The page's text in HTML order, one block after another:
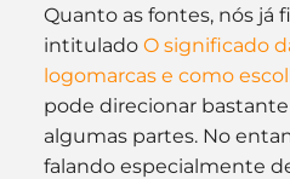
Quanto as fontes, nós já
intitulado O significado
logomarcas e como
pode direcionar
algumas partes. No
falando especialmente